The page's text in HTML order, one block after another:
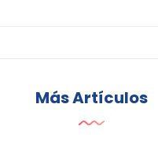
Más Artículos